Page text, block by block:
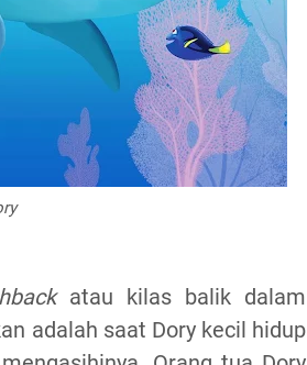
atau kilas balik dalam
adalah saat Dory kecil hidup